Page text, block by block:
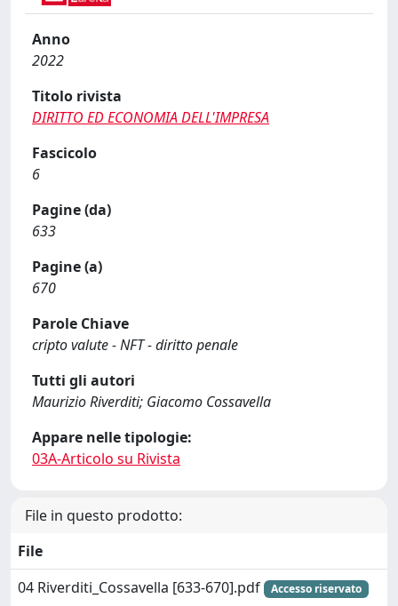
Anno
2022
Titolo rivista
DIRITTO ED ECONOMIA DELL'IMPRESA
Fascicolo
6
Pagine (da)
633
Pagine (a)
670
Parole Chiave
cripto valute - NFT - diritto penale
Tutti gli autori
Maurizio Riverditi; Giacomo Cossavella
Appare nelle tipologie:
03A-Articolo su Rivista
File in questo prodotto:
File
04 Riverditi_Cossavella [633-670].pdf
Accesso riservato